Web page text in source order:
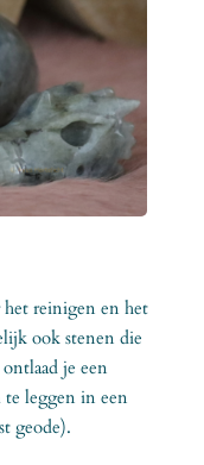
het reinigen en het
ook stenen die
je een
te leggen in een
geode).